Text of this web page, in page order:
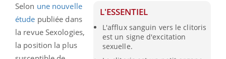
L'ESSENTIEL
L'afflux sanguin vers le clitoris
est un signe d'excitation
sexuelle.
Selon une nouvelle
étude publiée dans
la revue Sexologies,
la position la plus